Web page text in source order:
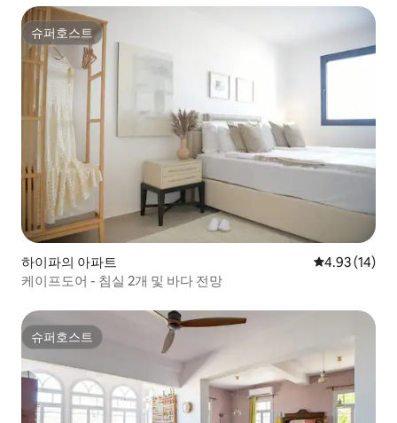
슈퍼호스트
슈퍼호스트
하이파의 아파트 평점 4.93점
4.93 (14)
케이프도어 - 침실 2개 및 바다 전망
슈퍼호스트
슈퍼호스트